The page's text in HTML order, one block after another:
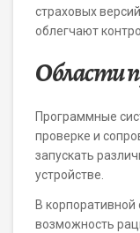
страховых
облегчают
Области
Программные
проверке и
запускать
устройстве.
В корпоративной
возможность